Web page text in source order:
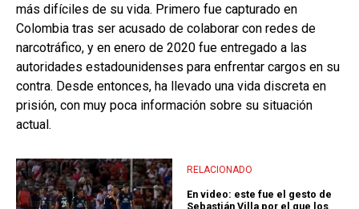
más difíciles de su vida. Primero fue capturado en
Colombia tras ser acusado de colaborar con redes de
narcotráfico, y en enero de 2020 fue entregado a las
autoridades estadounidenses para enfrentar cargos en su
contra. Desde entonces, ha llevado una vida discreta en
prisión, con muy poca información sobre su situación
actual.
RELACIONADO
En video: este fue el gesto de
Sebastián Villa por el que los